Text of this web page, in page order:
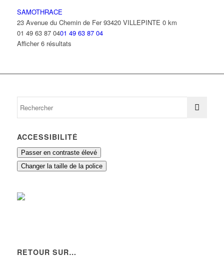
SAMOTHRACE
23 Avenue du Chemin de Fer 93420 VILLEPINTE 0 km
01 49 63 87 0401 49 63 87 04
Afficher 6 résultats
ACCESSIBILITÉ
Passer en contraste élevé
Changer la taille de la police
RETOUR SUR…